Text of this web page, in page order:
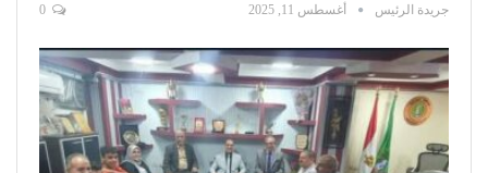
جريدة الرئيس أغسطس 11, 2025